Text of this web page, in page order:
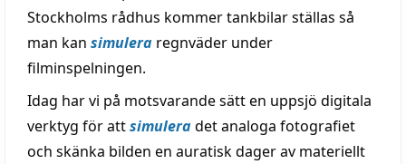
Stockholms rådhus kommer tankbilar ställas så
man kan simulera regnväder under
filminspelningen.
Idag har vi på motsvarande sätt en uppsjö digitala
verktyg för attsimuleradet analoga fotografiet
och skänka bilden en auratisk dager av materiellt